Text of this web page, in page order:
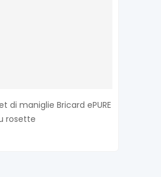
di maniglie Bricard ePURE
rosette